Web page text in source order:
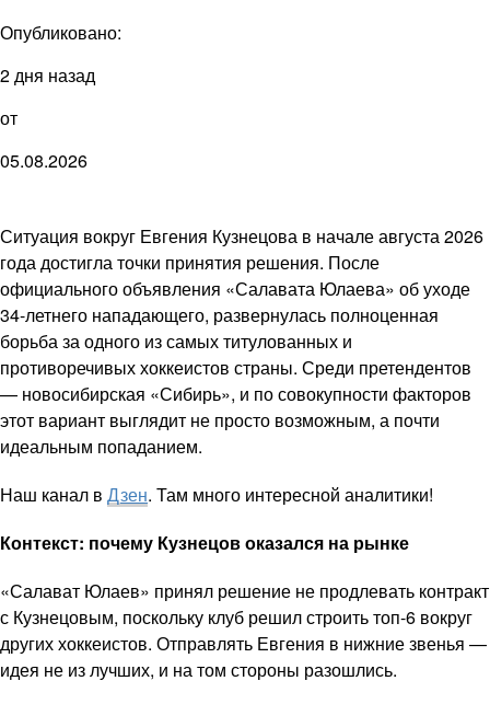
Опубликовано:
2 дня назад
от
05.08.2026
Ситуация вокруг Евгения Кузнецова в начале августа 2026
года достигла точки принятия решения. После
официального объявления «Салавата Юлаева» об уходе
34-летнего нападающего, развернулась полноценная
борьба за одного из самых титулованных и
противоречивых хоккеистов страны. Среди претендентов
— новосибирская «Сибирь», и по совокупности факторов
этот вариант выглядит не просто возможным, а почти
идеальным попаданием.
Наш канал в Дзен. Там много интересной аналитики!
Контекст: почему Кузнецов оказался на рынке
«Салават Юлаев» принял решение не продлевать контракт
с Кузнецовым, поскольку клуб решил строить топ-6 вокруг
других хоккеистов. Отправлять Евгения в нижние звенья —
идея не из лучших, и на том стороны разошлись.